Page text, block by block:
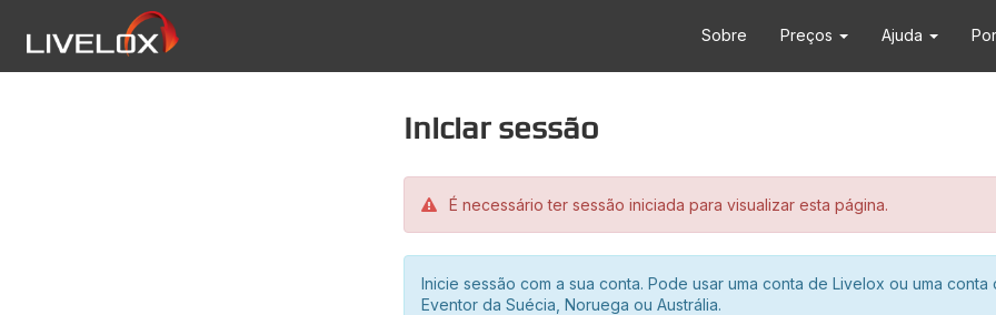
Sobre Preços Ajuda
Iniciar sessão
É necessário ter sessão iniciada para visualizar esta página.
Inicie sessão com a sua conta. Pode usar uma conta de Livelox ou uma conta
Eventor da Suécia, Noruega ou Austrália.